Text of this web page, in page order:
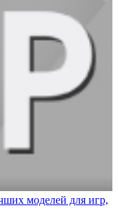
моделей для игр,